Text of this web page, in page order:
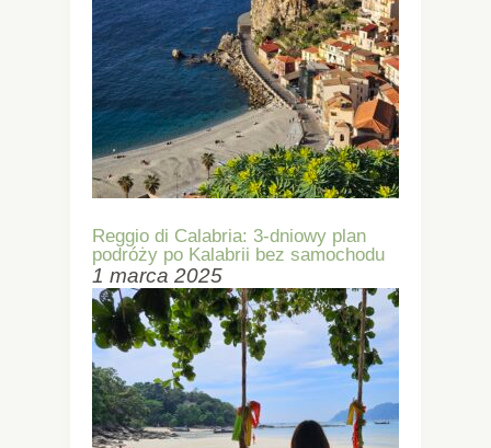
Reggio di Calabria: 3-dniowy plan
podróży po Kalabrii bez samochodu
1 marca 2025